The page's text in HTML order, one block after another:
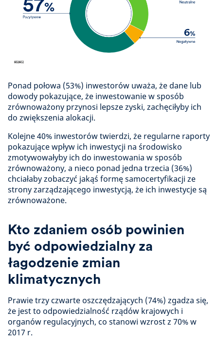
Ponad połowa (53%) inwestorów uważa, że dane lub
dowody pokazujące, że inwestowanie w sposób
zrównoważony przynosi lepsze zyski, zachęciłyby ich
do zwiększenia alokacji.
Kolejne 40% inwestorów twierdzi, że regularne raporty
pokazujące wpływ ich inwestycji na środowisko
zmotywowałyby ich do inwestowania w sposób
zrównoważony, a nieco ponad jedna trzecia (36%)
chciałaby zobaczyć jakąś formę samocertyfikacji ze
strony zarządzającego inwestycją, że ich inwestycje są
zrównoważone.
Kto zdaniem osób powinien
być odpowiedzialny za
łagodzenie zmian
klimatycznych
Prawie trzy czwarte oszczędzających (74%) zgadza się,
że jest to odpowiedzialność rządów krajowych i
organów regulacyjnych, co stanowi wzrost z 70% w
2017 r.